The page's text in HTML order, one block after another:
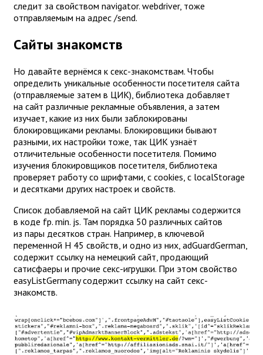
следит за свойством navigator. webdriver, тоже
отправляемым на адрес /send.
Сайты знакомств
Но давайте вернёмся к секс-знакомствам. Чтобы
определить уникальные особенности посетителя сайта
(отправляемые затем в ЦИК), библиотека добавляет
на сайт различные рекламные объявления, а затем
изучает, какие из них были заблокированы
блокировщиками рекламы. Блокировщики бывают
разными, их настройки тоже, так ЦИК узнаёт
отличительные особенности посетителя. Помимо
изучения блокировщиков посетителя, библиотека
проверяет работу со шрифтами, с cookies, с localStorage
и десятками других настроек и свойств.
Список добавляемой на сайт ЦИК рекламы содержится
в коде fp. min. js. Там порядка 50 различных сайтов
из пары десятков стран. Например, в ключевой
переменной H 45 свойств, и одно из них, adGuardGerman,
содержит ссылку на немецкий сайт, продающий
сатисфаеры и прочие секс-игрушки. При этом свойство
easyListGermany содержит ссылку на сайт секс-
знакомств.